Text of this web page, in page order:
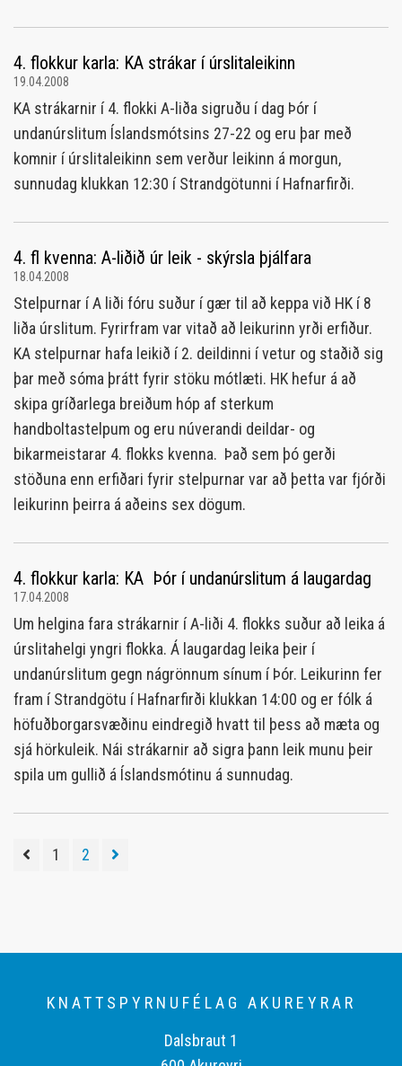
4. flokkur karla: KA strákar í úrslitaleikinn
19.04.2008
KA strákarnir í 4. flokki A-liða sigruðu í dag Þór í
undanúrslitum Íslandsmótsins 27-22 og eru þar með
komnir í úrslitaleikinn sem verður leikinn á morgun,
sunnudag klukkan 12:30 í Strandgötunni í Hafnarfirði.
4. fl kvenna: A-liðið úr leik - skýrsla þjálfara
18.04.2008
Stelpurnar í A liði fóru suður í gær til að keppa við HK í 8
liða úrslitum. Fyrirfram var vitað að leikurinn yrði erfiður.
KA stelpurnar hafa leikið í 2. deildinni í vetur og staðið sig
þar með sóma þrátt fyrir stöku mótlæti. HK hefur á að
skipa gríðarlega breiðum hóp af sterkum
handboltastelpum og eru núverandi deildar- og
bikarmeistarar 4. flokks kvenna. Það sem þó gerði
stöðuna enn erfiðari fyrir stelpurnar var að þetta var fjórði
leikurinn þeirra á aðeins sex dögum.
4. flokkur karla: KA  Þór í undanúrslitum á laugardag
17.04.2008
Um helgina fara strákarnir í A-liði 4. flokks suður að leika á
úrslitahelgi yngri flokka. Á laugardag leika þeir í
undanúrslitum gegn nágrönnum sínum í Þór. Leikurinn fer
fram í Strandgötu í Hafnarfirði klukkan 14:00 og er fólk á
höfuðborgarsvæðinu eindregið hvatt til þess að mæta og
sjá hörkuleik. Nái strákarnir að sigra þann leik munu þeir
spila um gullið á Íslandsmótinu á sunnudag.
1 2
KNATTSPYRNUFÉLAG AKUREYRAR
Dalsbraut 1